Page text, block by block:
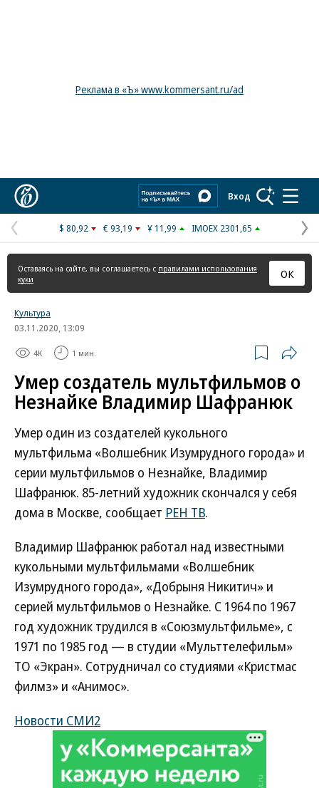
Реклама в «Ъ» www.kommersant.ru/ad
Вход
Предыдущая
страница
$ 80,92 € 93,19 ¥ 11,99 IMOEX 2301,65
Оставаясь на сайте, вы соглашаетесь с правилами использования
куки
ОК
Культура
03.11.2020, 13:09
4K 1 мин.
Умер создатель мультфильмов о
Незнайке Владимир Шафранюк
Умер один из создателей кукольного
мультфильма «Волшебник Изумрудного города» и
серии мультфильмов о Незнайке, Владимир
Шафранюк. 85-летний художник скончался у себя
дома в Москве, сообщает РЕН ТВ.
Владимир Шафранюк работал над известными
кукольными мультфильмами «Волшебник
Изумрудного города», «Добрыня Никитич» и
серией мультфильмов о Незнайке. С 1964 по 1967
год художник трудился в «Союзмультфильме», с
1971 по 1985 год — в студии «Мульттелефильм»
ТО «Экран». Сотрудничал со студиями «Кристмас
филмз» и «Анимос».
Новости СМИ2